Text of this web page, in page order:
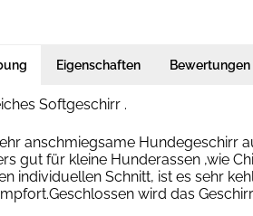
Eigenschaften Bewertungen
Softgeschirr .
anschmiegsame Hundegeschirr
gut für kleine Hunderassen ,wie
individuellen Schnitt, ist es sehr
wird das